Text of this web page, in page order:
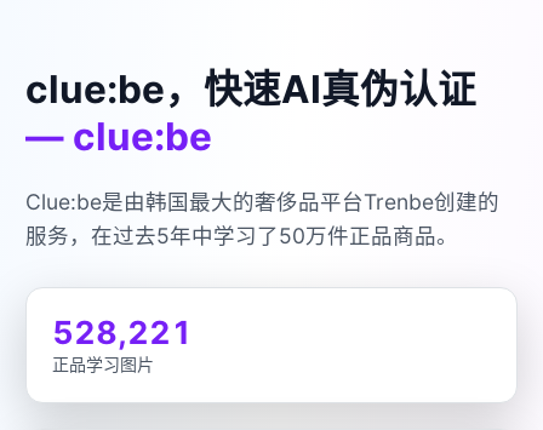
clue:be，快速AI真伪认证
— clue:be
Clue:be是由韩国最大的奢侈品平台Trenbe创建的
服务，在过去5年中学习了50万件正品商品。
528,221
正品学习图片